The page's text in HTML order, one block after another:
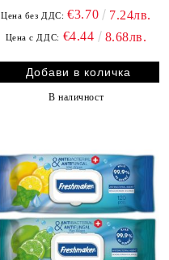
Цена без ДДС: €3.70 7.24лв.
Цена с ДДС: €4.44 8.68лв.
В наличност